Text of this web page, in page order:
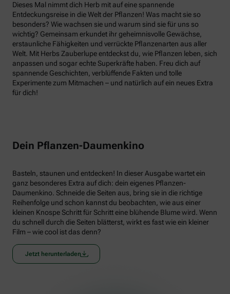
Dieses Mal nimmt dich Herb mit auf eine spannende
Entdeckungsreise in die Welt der Pflanzen! Was macht sie so
besonders? Wie wachsen sie und warum sind sie für uns so
wichtig? Gemeinsam erkundet ihr geheimnisvolle Gewächse,
erstaunliche Fähigkeiten und verrückte Pflanzenarten aus aller
Welt. Mit Herbs Zauberlupe entdeckst du, wie Pflanzen leben, sich
anpassen und sogar echte Superkräfte haben. Freu dich auf
spannende Geschichten, verblüffende Fakten und tolle
Experimente zum Mitmachen – und natürlich auf ein neues Extra
für dich!
Dein Pflanzen-Daumenkino
Basteln, staunen und entdecken! In dieser Ausgabe wartet ein
ganz besonderes Extra auf dich: dein eigenes Pflanzen-
Daumenkino. Schneide die Seiten aus, bring sie in die richtige
Reihenfolge und schon kannst du beobachten, wie aus einer
kleinen Knospe Schritt für Schritt eine blühende Blume wird. Wenn
du schnell durch die Seiten blätterst, wirkt es fast wie ein kleiner
Film – wie cool ist das denn?
Jetzt herunterladen